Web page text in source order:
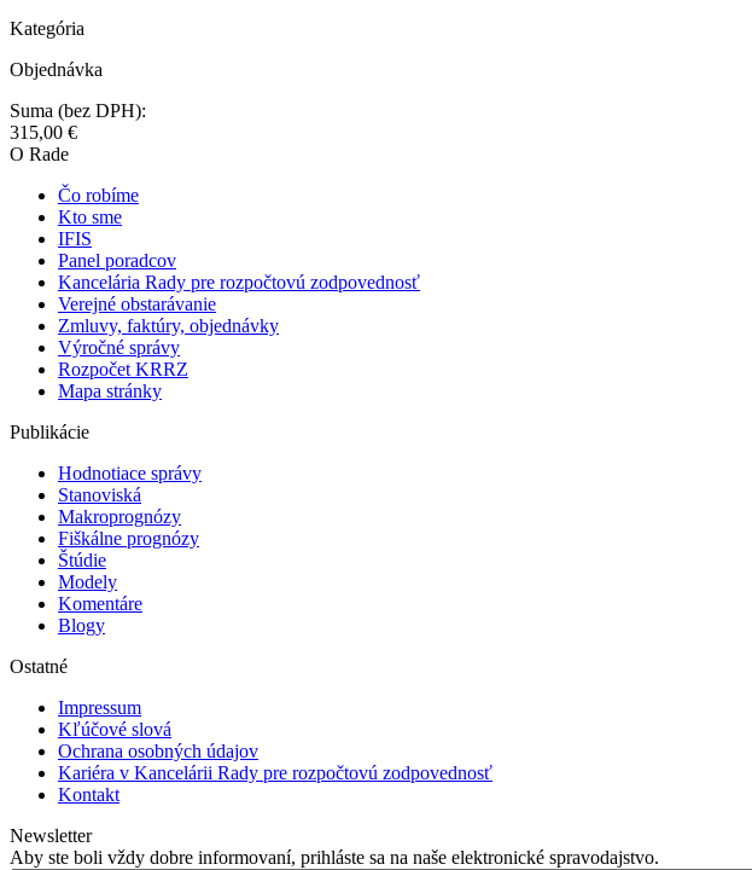
Kategória
Objednávka
Suma (bez DPH):
315,00 €
O Rade
Čo robíme
Kto sme
IFIS
Panel poradcov
Kancelária Rady pre rozpočtovú zodpovednosť
Verejné obstarávanie
Zmluvy, faktúry, objednávky
Výročné správy
Rozpočet KRRZ
Mapa stránky
Publikácie
Hodnotiace správy
Stanoviská
Makroprognózy
Fiškálne prognózy
Štúdie
Modely
Komentáre
Blogy
Ostatné
Impressum
Kľúčové slová
Ochrana osobných údajov
Kariéra v Kancelárii Rady pre rozpočtovú zodpovednosť
Kontakt
Newsletter
Aby ste boli vždy dobre informovaní, prihláste sa na naše elektronické spravodajstvo.